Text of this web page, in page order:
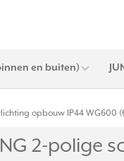
en buiten)
opbouw IP44 WG600
2-polige